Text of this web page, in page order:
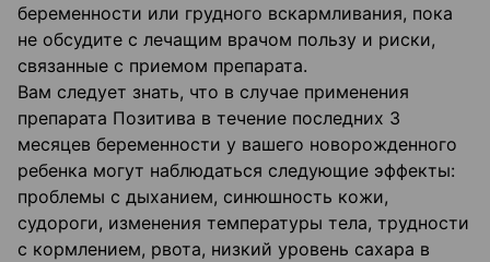
беременности или грудного вскармливания, пока
не обсудите с лечащим врачом пользу и риски,
связанные с приемом препарата.
Вам следует знать, что в случае применения
препарата Позитива в течение последних 3
месяцев беременности у вашего новорожденного
ребенка могут наблюдаться следующие эффекты:
проблемы с дыханием, синюшность кожи,
судороги, изменения температуры тела, трудности
с кормлением, рвота, низкий уровень сахара в